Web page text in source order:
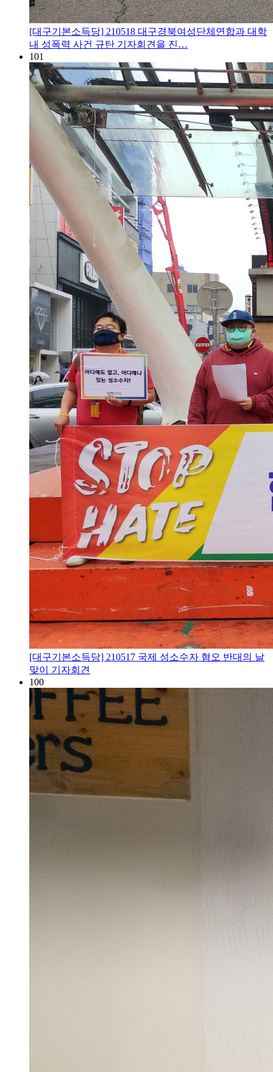
[대구기본소득당] 210518 대구경북여성단체연합과 대학
내 성폭력 사건 규탄 기자회견을 진…
101
[대구기본소득당] 210517 국제 성소수자 혐오 반대의 날
맞이 기자회견
100